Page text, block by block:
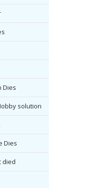
Dies
solution
Dies
died